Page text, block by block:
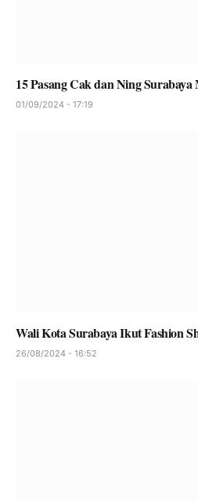
15 Pasang Cak dan Ning
01/09/2024 - 17:19
Wali Kota Surabaya Ikut Fashion
26/08/2024 - 16:52